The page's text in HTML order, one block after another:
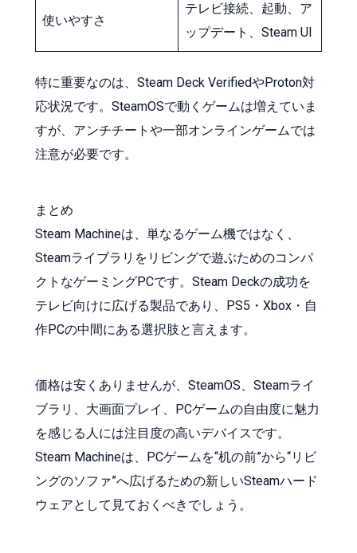
使いやすさ
テレビ接続、起動、ア
ップデート、Steam UI
特に重要なのは、Steam Deck VerifiedやProton対
応状況です。SteamOSで動くゲームは増えていま
すが、アンチチートや一部オンラインゲームでは
注意が必要です。
まとめ
Steam Machineは、単なるゲーム機ではなく、
Steamライブラリをリビングで遊ぶためのコンパ
クトなゲーミングPCです。Steam Deckの成功を
テレビ向けに広げる製品であり、PS5・Xbox・自
作PCの中間にある選択肢と言えます。
価格は安くありませんが、SteamOS、Steamライ
ブラリ、大画面プレイ、PCゲームの自由度に魅力
を感じる人には注目度の高いデバイスです。
Steam Machineは、PCゲームを“机の前”から“リビ
ングのソファ”へ広げるための新しいSteamハード
ウェアとして見ておくべきでしょう。